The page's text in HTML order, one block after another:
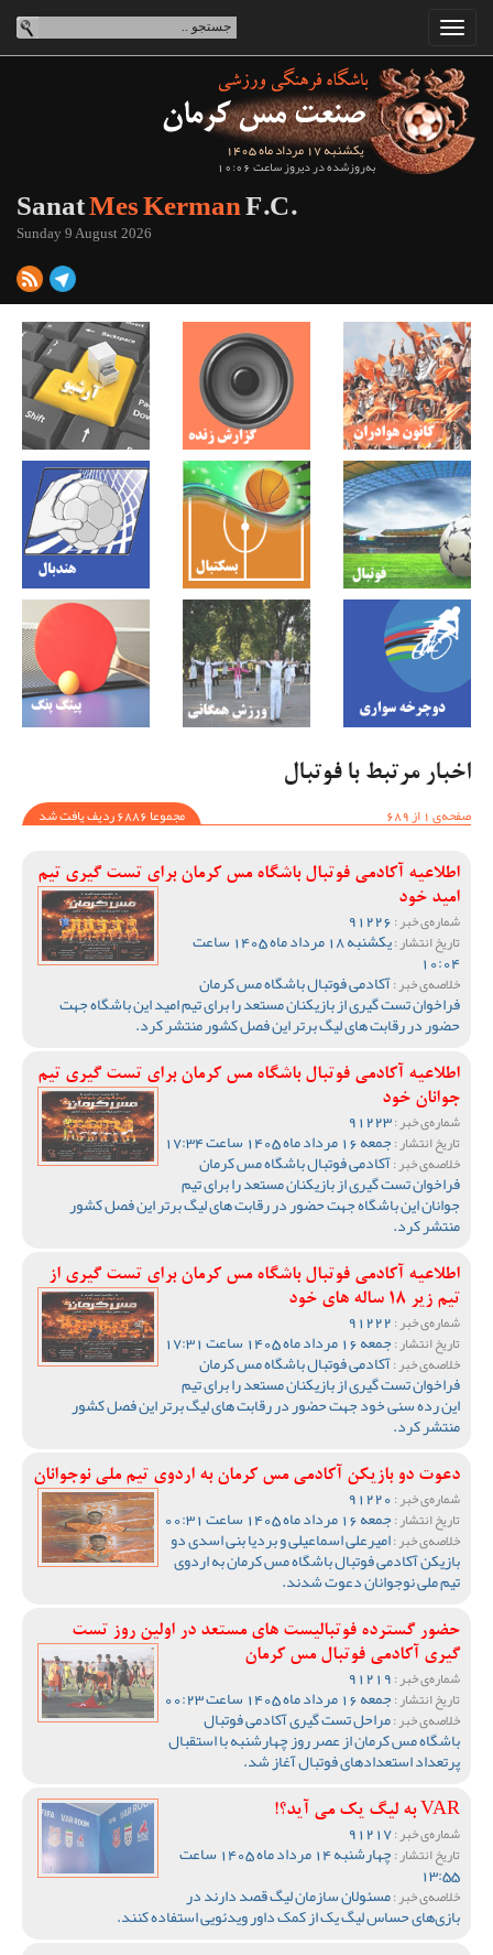
یکشنبه 17 مرداد ماه 1405
به‌روزشده در دیروز ساعت 10:06
SanatMes KermanF.C.
Sunday 9 August 2026
اخبار مرتبط با فوتبال
صفحه‌ی 1 از 689
مجموعا 6886 ردیف یافت شد
اطلاعیه آکادمی فوتبال باشگاه مس کرمان برای تست گیری تیم
امید خود
شماره‌ی خبر :
تاریخ انتشار : یکشنبه 18 مرداد ماه 1405 ساعت
10:04
خلاصه‌ی خبر :آکادمی فوتبال باشگاه مس کرمان
فراخوان تست گیری از بازیکنان مستعد را برای تیم امید این باشگاه جهت
حضور در رقابت های لیگ برتر این فصل کشور منتشر کرد.
اطلاعیه آکادمی فوتبال باشگاه مس کرمان برای تست گیری تیم
جوانان خود
شماره‌ی خبر :
تاریخ انتشار :جمعه 16 مرداد ماه 1405 ساعت 17:34
خلاصه‌ی خبر :آکادمی فوتبال باشگاه مس کرمان
فراخوان تست گیری از بازیکنان مستعد را برای تیم
جوانان این باشگاه جهت حضور در رقابت های لیگ برتر این فصل کشور
منتشر کرد.
اطلاعیه آکادمی فوتبال باشگاه مس کرمان برای تست گیری از
تیم زیر 18 ساله های خود
شماره‌ی خبر :
تاریخ انتشار :جمعه 16 مرداد ماه 1405 ساعت 17:31
خلاصه‌ی خبر :آکادمی فوتبال باشگاه مس کرمان
فراخوان تست گیری از بازیکنان مستعد را برای تیم
این رده سنی خود جهت حضور در رقابت های لیگ برتر این فصل کشور
منتشر کرد.
دعوت دو بازیکن آکادمی مس کرمان به اردوی تیم ملی نوجوانان
شماره‌ی خبر :
تاریخ انتشار :جمعه 16 مرداد ماه 1405 ساعت 00:31
خلاصه‌ی خبر :امیرعلی اسماعیلی و بردیا بنی اسدی دو
بازیکن آکادمی فوتبال باشگاه مس کرمان به اردوی
تیم ملی نوجوانان دعوت شدند.
حضور گسترده فوتبالیست های مستعد در اولین روز تست
گیری آکادمی فوتبال مس کرمان
شماره‌ی خبر :
تاریخ انتشار :جمعه 16 مرداد ماه 1405 ساعت 00:23
خلاصه‌ی خبر :مراحل تست گیری آکادمی فوتبال
باشگاه مس کرمان از عصر روز چهارشنبه با استقبال
پرتعداد استعدادهای فوتبال آغاز شد.
VAR به لیگ یک می آید؟!
شماره‌ی خبر :
تاریخ انتشار : چهارشنبه 14 مرداد ماه 1405 ساعت
13:55
خلاصه‌ی خبر :مسئولان سازمان لیگ قصد دارند در
بازی‌های حساس لیگ یک از کمک داور ویدئویی استفاده کنند.